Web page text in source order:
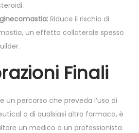
Riduce il rischio di
un effetto collaterale spesso
Finali
un percorso che preveda l’uso di
o di qualsiasi altro farmaco, è
un medico o un professionista